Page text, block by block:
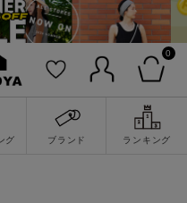
0
グ ブランド ランキング
検索